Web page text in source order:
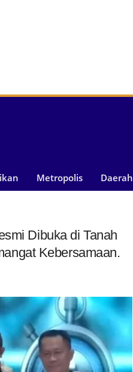
Metropolis Daerah
Dibuka di Tanah
Kebersamaan.